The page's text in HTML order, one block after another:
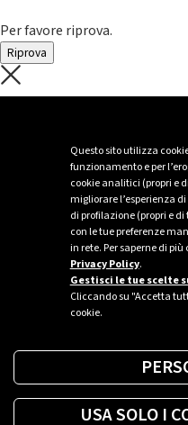
Questo sito utilizza
funzionamento e per
cookie analitici (propri e
migliorare l’esperienza
di profilazione (propri e
con le tue preferenze
in rete. Per saperne di
Privacy Policy.
Gestisci le tue scelte
Cliccando su "Accetta
cookie.
USA SOLO I
Per favore riprova.
Riprova
C'è un
Per favore riprova piú tardi
Sei
Trova la
Richiedi